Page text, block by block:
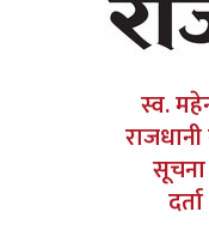
स्व.
सूचना